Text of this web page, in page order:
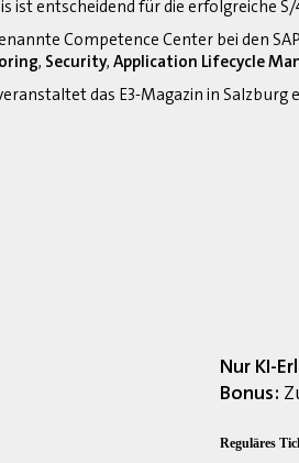
ist entscheidend für die erfolgreiche
Competence Center bei den
, Security, Application Lifecycle
das E3-Magazin in
Nur KI-
Bonus:
Reguläres